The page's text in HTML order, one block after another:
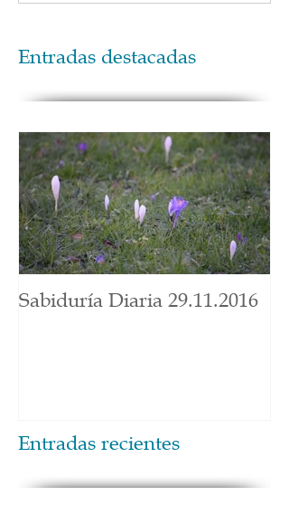
Entradas destacadas
Sabiduría Diaria 29.11.2016
Entradas recientes